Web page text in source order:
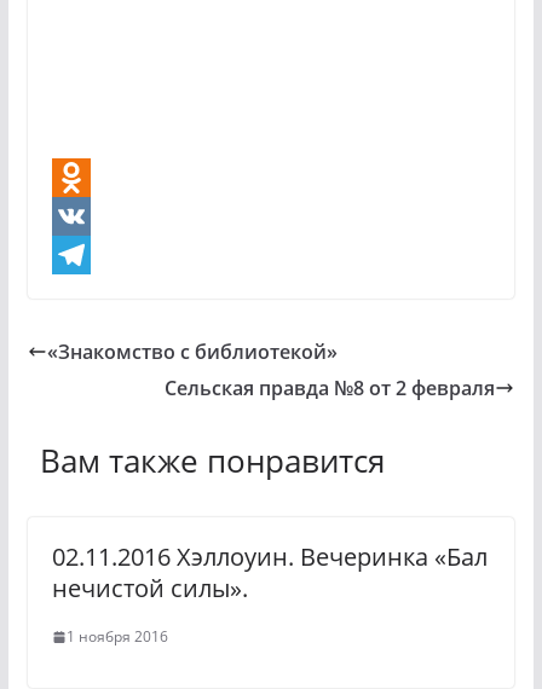
O
d
a
n
i
k
V
g
m
«Знакомство с библиотекой»
Сельская правда №8 от 2 февраля
Вам также понравится
02.11.2016 Хэллоуин. Вечеринка «Бал
нечистой силы».
1 ноября 2016